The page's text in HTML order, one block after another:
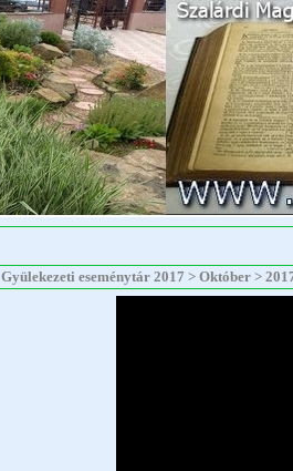
Gyülekezeti eseménytár 2017 > Október >